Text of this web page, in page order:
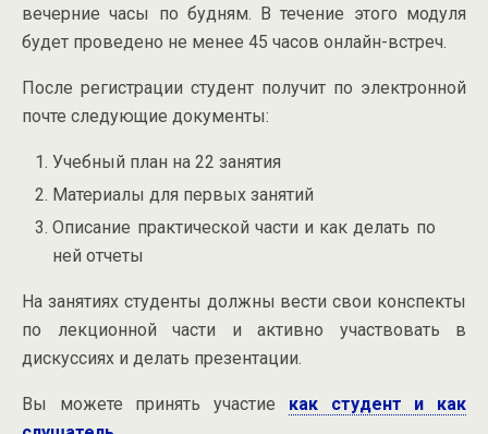
вечерние часы по будням. В течение этого модуля
будет проведено не менее 45 часов онлайн-встреч.
После регистрации студент получит по электронной
почте следующие документы:
Учебный план на 22 занятия
Материалы для первых занятий
Описание практической части и как делать по
ней отчеты
На занятиях студенты должны вести свои конспекты
по лекционной части и активно участвовать в
дискуссиях и делать презентации.
Вы можете принять участие как студент и как